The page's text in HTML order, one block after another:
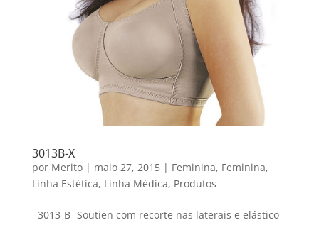
3013B-X
por Merito| maio 27, 2015| Feminina, Feminina,
Linha Estética, Linha Médica, Produtos
3013-B- Soutien com recorte nas laterais e elástico